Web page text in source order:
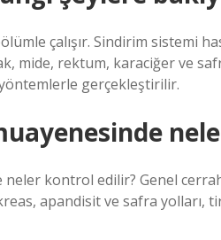
çalışır. Sindirim sistemi
mide, rektum, karaciğer ve
gerçekleştirilir.
kontrol edilir? Genel
apandisit ve safra yolları,